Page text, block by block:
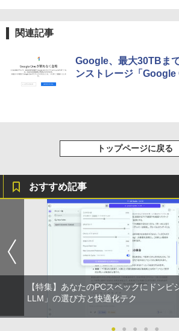
関連記事
Google、最大30TBま
ンストレージ「Google
トップページに戻る
おすすめ記事
【特集】あなたのPCスペックにドンピ
LLM」の選び方と快適化テク
● ● ● ● ●